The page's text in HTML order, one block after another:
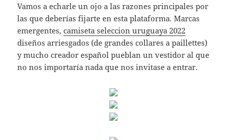
Vamos a echarle un ojo a las razones principales por
las que deberías fijarte en esta plataforma. Marcas
emergentes,camiseta seleccion uruguaya 2022
diseños arriesgados (de grandes collares a paillettes)
y mucho creador español pueblan un vestidor al que
no nos importaría nada que nos invitase a entrar.